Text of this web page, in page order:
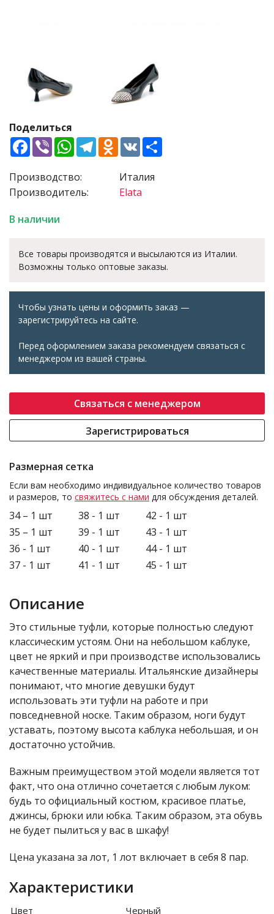
Поделиться
Facebook
ViberWhatsApp
TelegramOdnoklassniki
VK
Производство:
Производитель:
Италия
Elata
В наличии
Все товары производятся и высылаются из Италии.
Возможны только оптовые заказы.
Чтобы узнать цены и оформить заказ —
зарегистрируйтесь на сайте.
Перед оформлением заказа рекомендуем связаться с
менеджером из вашей страны.
Связаться с менеджером
Зарегистрироваться
Размерная сетка
Если вам необходимо индивидуальное количество товаров
и размеров, то свяжитесь с нами для обсуждения деталей.
34 – 1 шт
35 – 1 шт
36 - 1 шт
37 - 1 шт
38 - 1 шт
39 - 1 шт
40 - 1 шт
41 - 1 шт
42 - 1 шт
43 - 1 шт
44 - 1 шт
45 - 1 шт
Описание
Это стильные туфли, которые полностью следуют
классическим устоям. Они на небольшом каблуке,
цвет не яркий и при производстве использовались
качественные материалы. Итальянские дизайнеры
понимают, что многие девушки будут
использовать эти туфли на работе и при
повседневной носке. Таким образом, ноги будут
уставать, поэтому высота каблука небольшая, и он
достаточно устойчив.
Важным преимуществом этой модели является тот
факт, что она отлично сочетается с любым луком:
будь то официальный костюм, красивое платье,
джинсы, брюки или юбка. Таким образом, эта обувь
не будет пылиться у вас в шкафу!
Цена указана за лот, 1 лот включает в себя 8 пар.
Характеристики
Цвет Черный